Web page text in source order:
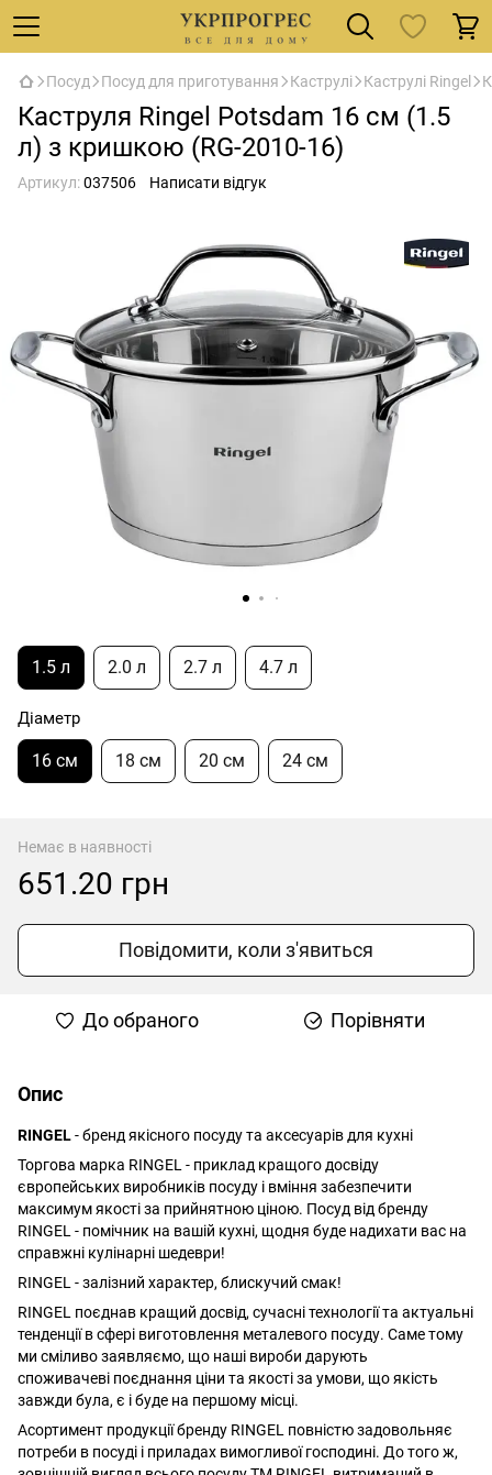
Посуд Посуд для приготування Каструлі Каструлі Ringel
Каструля Ringel Potsdam 16 см (1.5
л) з кришкою (RG-2010-16)
Артикул:037506 Написати відгук
1.5 л 2.0 л 2.7 л 4.7 л
Діаметр
16 см 18 см 20 см 24 см
Немає в наявності
651.20 грн
Повідомити, коли з'явиться
До обраного Порівняти
Опис
RINGEL- бренд якісного посуду та аксесуарів для кухні
Торгова марка RINGEL - приклад кращого досвіду
європейських виробників посуду і вміння забезпечити
максимум якості за прийнятною ціною. Посуд від бренду
RINGEL - помічник на вашій кухні, щодня буде надихати вас на
справжні кулінарні шедеври!
RINGEL - залізний характер, блискучий смак!
RINGEL поєднав кращий досвід, сучасні технології та актуальні
тенденції в сфері виготовлення металевого посуду. Саме тому
ми сміливо заявляємо, що наші вироби дарують
споживачеві поєднання ціни та якості за умови, що якість
завжди була, є і буде на першому місці.
Асортимент продукції бренду RINGEL повністю задовольняє
потреби в посуді і приладах вимогливої господині. До того ж,